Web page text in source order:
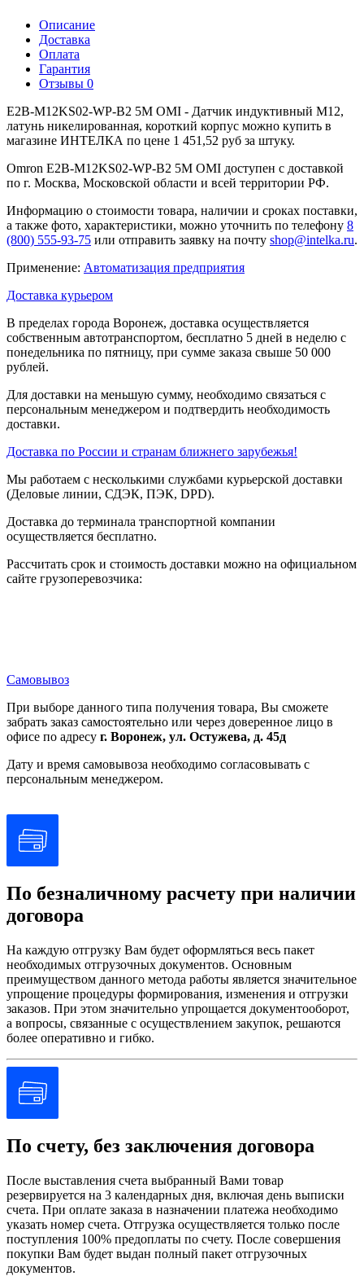
Описание
Доставка
Оплата
Гарантия
Отзывы 0
E2B-M12KS02-WP-B2 5M OMI - Датчик индуктивный M12,
латунь никелированная, короткий корпус можно купить в
магазине ИНТЕЛКА по цене 1 451,52 руб за штуку.
Omron E2B-M12KS02-WP-B2 5M OMI доступен с доставкой
по г. Москва, Московской области и всей территории РФ.
Информацию о стоимости товара, наличии и сроках поставки,
а также фото, характеристики, можно уточнить по телефону 8
(800) 555-93-75 или отправить заявку на почту shop@intelka.ru.
Применение: Автоматизация предприятия
Доставка курьером
В пределах города Воронеж, доставка осуществляется
собственным автотранспортом, бесплатно 5 дней в неделю с
понедельника по пятницу, при сумме заказа свыше 50 000
рублей.
Для доставки на меньшую сумму, необходимо связаться с
персональным менеджером и подтвердить необходимость
доставки.
Доставка по России и странам ближнего зарубежья!
Мы работаем с несколькими службами курьерской доставки
(Деловые линии, СДЭК, ПЭК, DPD).
Доставка до терминала транспортной компании
осуществляется бесплатно.
Рассчитать срок и стоимость доставки можно на официальном
сайте грузоперевозчика:
Самовывоз
При выборе данного типа получения товара, Вы сможете
забрать заказ самостоятельно или через доверенное лицо в
офисе по адресу г. Воронеж, ул. Остужева, д. 45д
Дату и время самовывоза необходимо согласовывать с
персональным менеджером.
По безналичному расчету при наличии
договора
На каждую отгрузку Вам будет оформляться весь пакет
необходимых отгрузочных документов. Основным
преимуществом данного метода работы является значительное
упрощение процедуры формирования, изменения и отгрузки
заказов. При этом значительно упрощается документооборот,
а вопросы, связанные с осуществлением закупок, решаются
более оперативно и гибко.
По счету, без заключения договора
После выставления счета выбранный Вами товар
резервируется на 3 календарных дня, включая день выписки
счета. При оплате заказа в назначении платежа необходимо
указать номер счета. Отгрузка осуществляется только после
поступления 100% предоплаты по счету. После совершения
покупки Вам будет выдан полный пакет отгрузочных
документов.